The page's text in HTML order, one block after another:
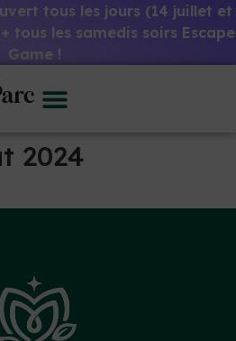
tous les jours (14 juillet et
tous les samedis soirs Escape
Game !
2024